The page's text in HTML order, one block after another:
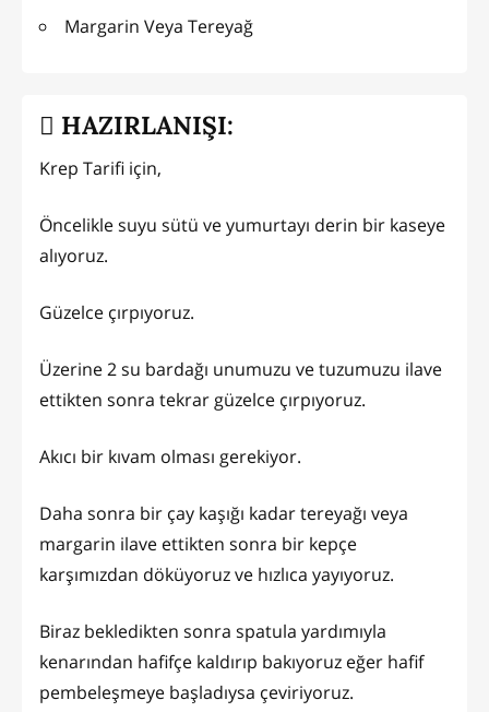
Margarin Veya Tereyağ
HAZIRLANIŞI:
Krep Tarifi için,
Öncelikle suyu sütü ve yumurtayı derin bir kaseye
alıyoruz.
Güzelce çırpıyoruz.
Üzerine 2 su bardağı unumuzu ve tuzumuzu ilave
ettikten sonra tekrar güzelce çırpıyoruz.
Akıcı bir kıvam olması gerekiyor.
Daha sonra bir çay kaşığı kadar tereyağı veya
margarin ilave ettikten sonra bir kepçe
karşımızdan döküyoruz ve hızlıca yayıyoruz.
Biraz bekledikten sonra spatula yardımıyla
kenarından hafifçe kaldırıp bakıyoruz eğer hafif
pembeleşmeye başladıysa çeviriyoruz.